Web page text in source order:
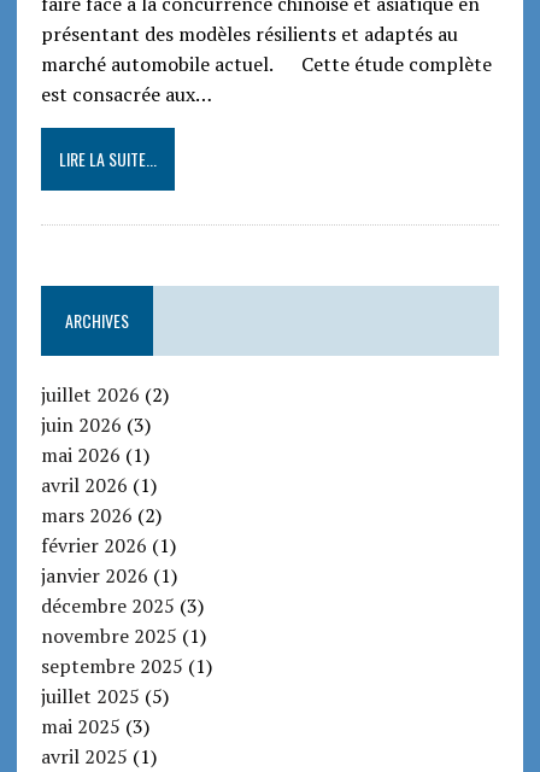
présentant des modèles résilients et adaptés au
marché automobile actuel. Cette étude complète
est consacrée aux…
LIRE LA SUITE...
ARCHIVES
juillet 2026 (2)
juin 2026 (3)
mai 2026 (1)
avril 2026 (1)
mars 2026 (2)
février 2026 (1)
janvier 2026 (1)
décembre 2025 (3)
novembre 2025 (1)
septembre 2025 (1)
juillet 2025 (5)
mai 2025 (3)
avril 2025 (1)